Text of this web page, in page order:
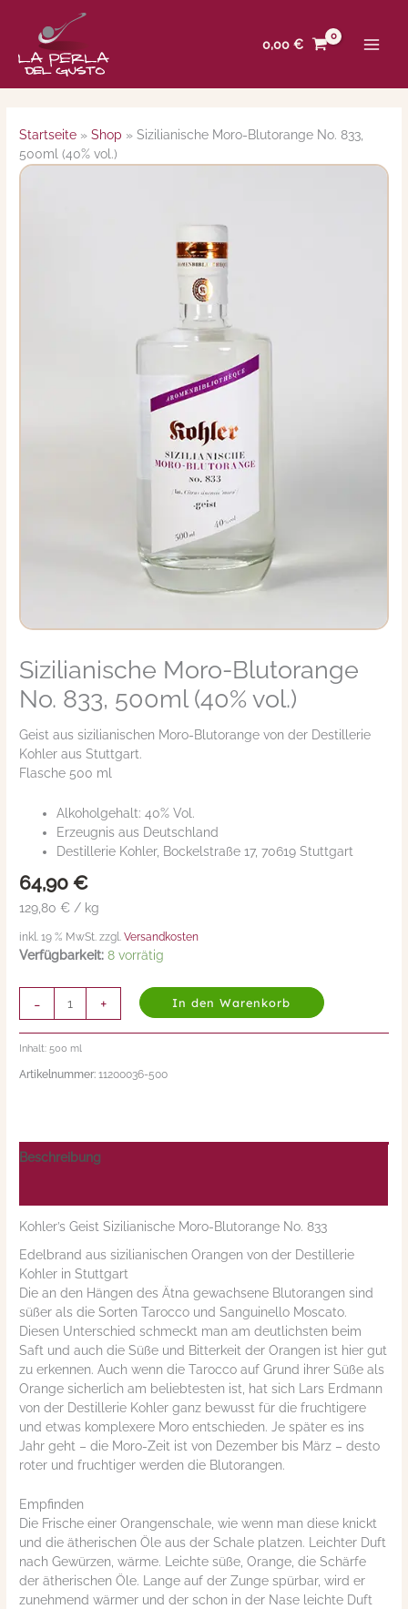
springen
0,00€
Startseite »Shop »Sizilianische Moro-Blutorange No. 833,
500ml (40% vol.)
Sizilianische Moro-Blutorange
No. 833, 500ml (40% vol.)
Geist aus sizilianischen Moro-Blutorange von der Destillerie
Kohler aus Stuttgart.
Flasche 500 ml
Alkoholgehalt: 40% Vol.
Erzeugnis aus Deutschland
Destillerie Kohler, Bockelstraße 17, 70619 Stuttgart
64,90€
129,80 € / kg
inkl. 19 % MwSt. zzgl.Versandkosten
Verfügbarkeit: 8 vorrätig
-
Sizilianische
Moro-
Blutorange
833,
500ml
(40%
Menge
+ In den Warenkorb
Inhalt: 500 ml
Artikelnummer:11200036-500
Beschreibung
Kohler’s Geist Sizilianische Moro-Blutorange No. 833
Edelbrand aus sizilianischen Orangen von der Destillerie
Kohler in Stuttgart
Die an den Hängen des Ätna gewachsene Blutorangen sind
süßer als die Sorten Tarocco und Sanguinello Moscato.
Diesen Unterschied schmeckt man am deutlichsten beim
Saft und auch die Süße und Bitterkeit der Orangen ist hier gut
zu erkennen. Auch wenn die Tarocco auf Grund ihrer Süße als
Orange sicherlich am beliebtesten ist, hat sich Lars Erdmann
von der Destillerie Kohler ganz bewusst für die fruchtigere
und etwas komplexere Moro entschieden. Je später es ins
Jahr geht – die Moro-Zeit ist von Dezember bis März – desto
roter und fruchtiger werden die Blutorangen.
Empfinden
Die Frische einer Orangenschale, wie wenn man diese knickt
und die ätherischen Öle aus der Schale platzen. Leichter Duft
nach Gewürzen, wärme. Leichte süße, Orange, die Schärfe
der ätherischen Öle. Lange auf der Zunge spürbar, wird er
zunehmend wärmer und der schon in der Nase leichte Duft